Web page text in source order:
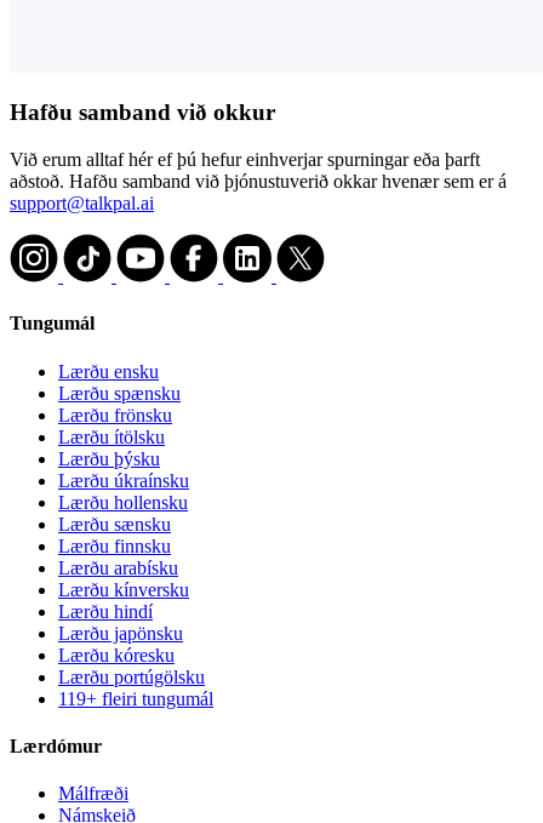
Hafðu samband við okkur
Við erum alltaf hér ef þú hefur einhverjar spurningar eða þarft
aðstoð. Hafðu samband við þjónustuverið okkar hvenær sem er á
support@talkpal.ai
Tungumál
Lærðu ensku
Lærðu spænsku
Lærðu frönsku
Lærðu ítölsku
Lærðu þýsku
Lærðu úkraínsku
Lærðu hollensku
Lærðu sænsku
Lærðu finnsku
Lærðu arabísku
Lærðu kínversku
Lærðu hindí
Lærðu japönsku
Lærðu kóresku
Lærðu portúgölsku
119+ fleiri tungumál
Lærdómur
Málfræði
Námskeið